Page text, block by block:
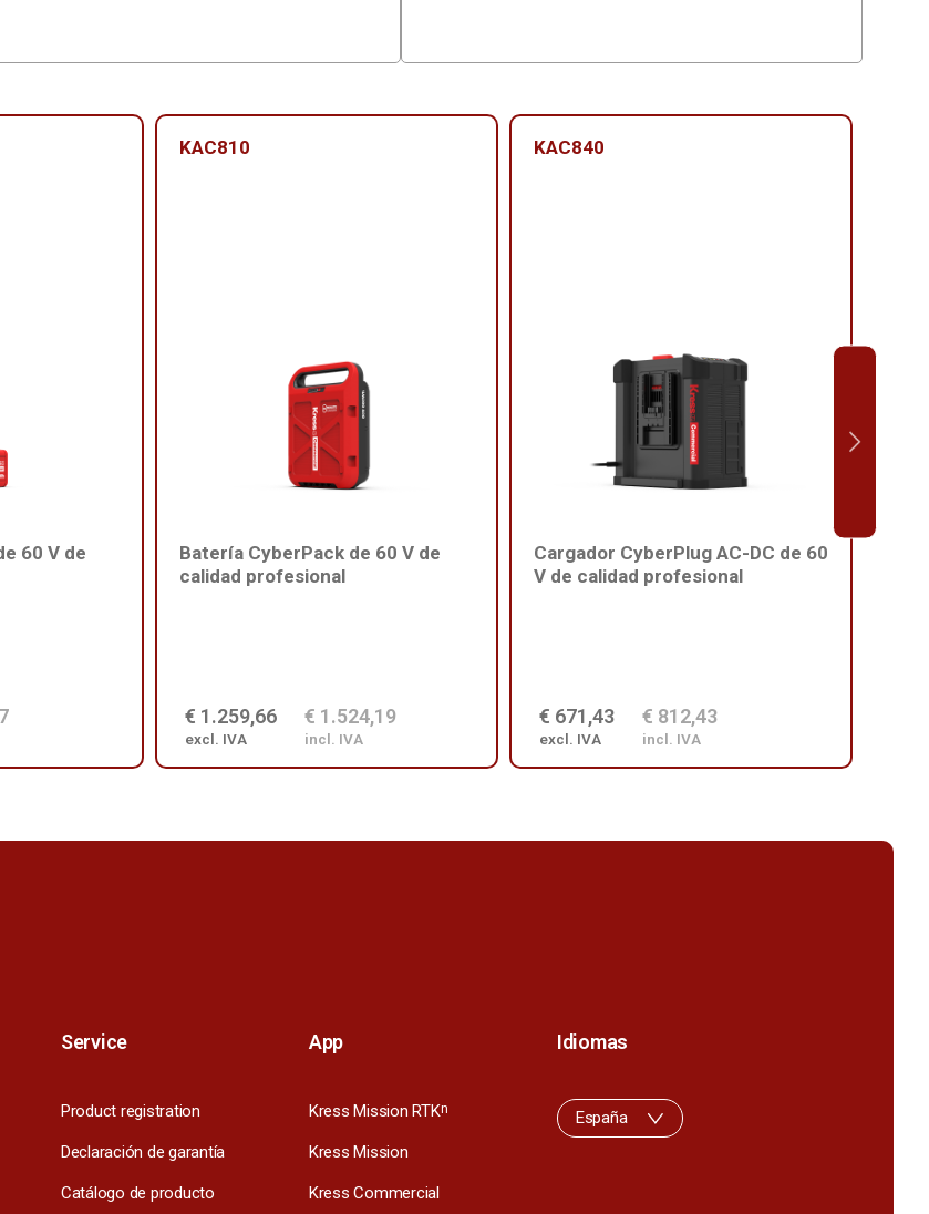
60 V de
KAC810
Batería CyberPack de 60 V de
calidad profesional
€ 1.259,66
excl. IVA
€ 1.524,19
incl. IVA
KAC840
Cargador CyberPlug AC-DC de 60
V de calidad profesional
€ 671,43
excl. IVA
€ 812,43
incl. IVA
Service
Product registration
Declaración de garantía
Catálogo de producto
App
Kress Mission RTKn
Kress Mission
Kress Commercial
Idiomas
España